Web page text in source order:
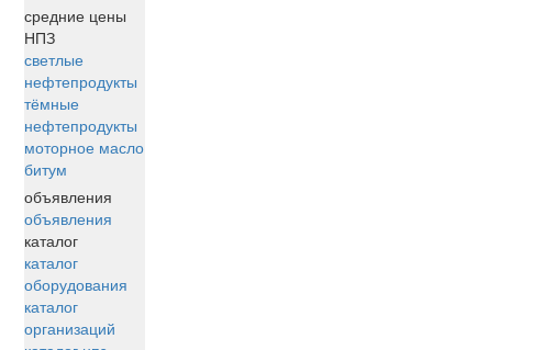
средние цены
НПЗ
светлые
нефтепродукты
тёмные
нефтепродукты
моторное масло
битум
объявления
объявления
каталог
каталог
оборудования
каталог
организаций